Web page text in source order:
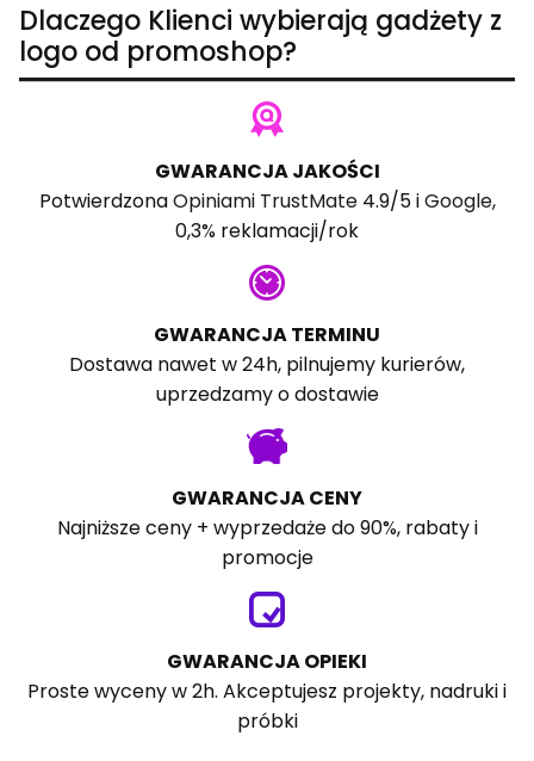
Dlaczego Klienci wybierają gadżety z
logo od promoshop?
GWARANCJA JAKOŚCI
PotwierdzonaOpiniami TrustMate4.9/5 iGoogle,
0,3% reklamacji/rok
GWARANCJA TERMINU
Dostawa nawet w 24h, pilnujemy kurierów,
uprzedzamy o dostawie
GWARANCJA CENY
Najniższe ceny + wyprzedaże do 90%, rabaty i
promocje
GWARANCJA OPIEKI
Proste wyceny w 2h. Akceptujesz projekty, nadruki i
próbki